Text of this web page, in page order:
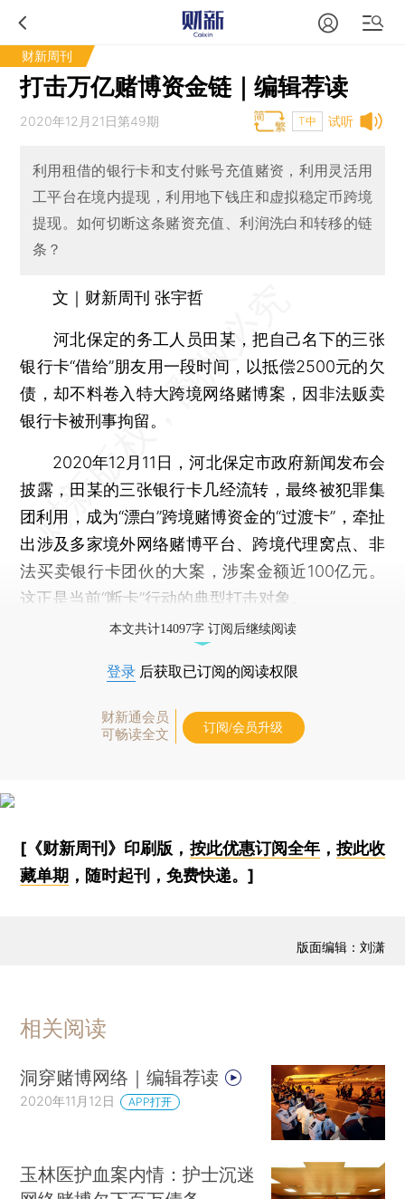
财新周刊
打击万亿赌博资金链｜编辑荐读
试听
2020年12月21日第49期 T中
利用租借的银行卡和支付账号充值赌资，利用灵活用
工平台在境内提现，利用地下钱庄和虚拟稳定币跨境
提现。如何切断这条赌资充值、利润洗白和转移的链
条？
文｜财新周刊 张宇哲
河北保定的务工人员田某，把自己名下的三张
银行卡“借给”朋友用一段时间，以抵偿2500元的欠
债，却不料卷入特大跨境网络赌博案，因非法贩卖
银行卡被刑事拘留。
2020年12月11日，河北保定市政府新闻发布会
披露，田某的三张银行卡几经流转，最终被犯罪集
团利用，成为“漂白”跨境赌博资金的“过渡卡”，牵扯
出涉及多家境外网络赌博平台、跨境代理窝点、非
法买卖银行卡团伙的大案，涉案金额近100亿元。
这正是当前“断卡”行动的典型打击对象。
本文共计14097字 订阅后继续阅读
登录 后获取已订阅的阅读权限
财新通会员
可畅读全文
订阅/会员升级
[《财新周刊》印刷版， 按此优惠订阅全年， 按此收
藏单期 ，随时起刊，免费快递。]
版面编辑：刘潇
相关阅读
洞穿赌博网络｜编辑荐读
2020年11月12日 APP打开
玉林医护血案内情：护士沉迷